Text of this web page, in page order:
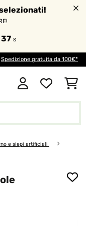
36 S
Spedizione gratuita da 100€*
e siepi artificiali